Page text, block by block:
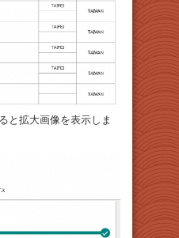
拡大画像を表示しま